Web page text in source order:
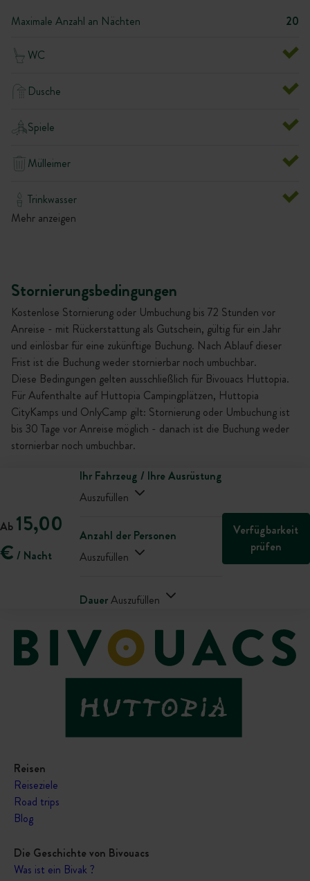
Maximale Anzahl an Nächten 20
WC
Dusche
Spiele
Mülleimer
Trinkwasser
Mehr anzeigen
Stornierungsbedingungen
Kostenlose Stornierung oder Umbuchung bis 72 Stunden vor
Anreise - mit Rückerstattung als Gutschein, gültig für ein Jahr
und einlösbar für eine zukünftige Buchung. Nach Ablauf dieser
Frist ist die Buchung weder stornierbar noch umbuchbar.
Diese Bedingungen gelten ausschließlich für Bivouacs Huttopia.
Für Aufenthalte auf Huttopia Campingplätzen, Huttopia
CityKamps und OnlyCamp gilt: Stornierung oder Umbuchung ist
bis 30 Tage vor Anreise möglich - danach ist die Buchung weder
stornierbar noch umbuchbar.
Ab 15,00
€ / Nacht
Ihr Fahrzeug / Ihre Ausrüstung
Auszufüllen
Anzahl der Personen
Auszufüllen
DauerAuszufüllen
Verfügbarkeit
prüfen
Reisen
Reiseziele
Road trips
Blog
Die Geschichte von Bivouacs
Was ist ein Bivak ?